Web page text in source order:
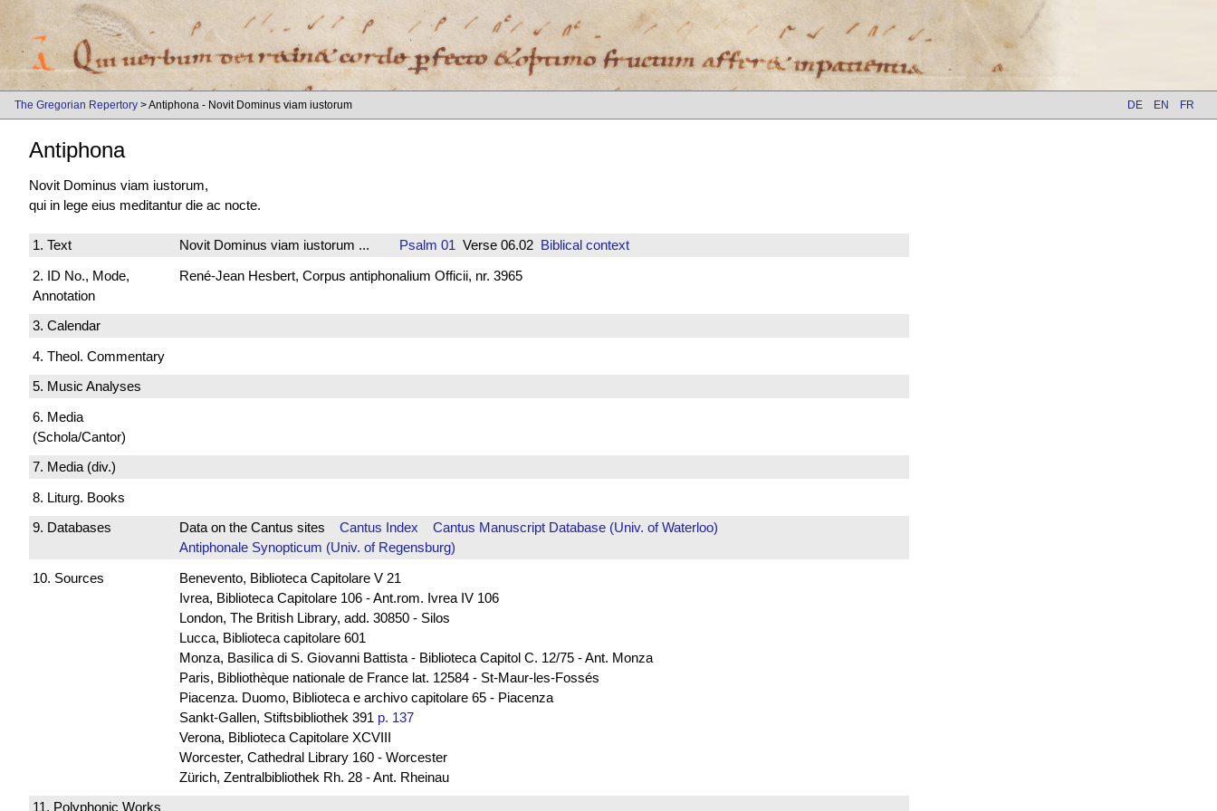
The Gregorian Repertory > Antiphona - Novit Dominus viam iustorum DE EN FR
Antiphona
Novit Dominus viam iustorum,
qui in lege eius meditantur die ac nocte.
1. Text Novit Dominus viam iustorum ... Psalm 01Verse 06.02 Biblical context
2. ID No., Mode,
Annotation
René-Jean Hesbert, Corpus antiphonalium Officii, nr. 3965
3. Calendar
4. Theol. Commentary
5. Music Analyses
6. Media
(Schola/Cantor)
7. Media (div.)
8. Liturg. Books
9. Databases
Data on the Cantus sites Cantus Index
Cantus Manuscript Database (Univ. of Waterloo)
Antiphonale Synopticum (Univ. of Regensburg)
10. Sources
Benevento, Biblioteca Capitolare V 21
Ivrea, Biblioteca Capitolare 106 - Ant.rom. Ivrea IV 106
London, The British Library, add. 30850 - Silos
Lucca, Biblioteca capitolare 601
Monza, Basilica di S. Giovanni Battista - Biblioteca Capitol C. 12/75 - Ant. Monza
Paris, Bibliothèque nationale de France lat. 12584 - St-Maur-les-Fossés
Piacenza. Duomo, Biblioteca e archivo capitolare 65 - Piacenza
Sankt-Gallen, Stiftsbibliothek 391 p. 137
Verona, Biblioteca Capitolare XCVIII
Worcester, Cathedral Library 160 - Worcester
Zürich, Zentralbibliothek Rh. 28 - Ant. Rheinau
11. Polyphonic Works